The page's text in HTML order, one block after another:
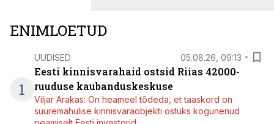
ENIMLOETUD
1
UUDISED 05.08.26, 09:13
Eesti kinnisvarahaid ostsid Riias 42000-
ruuduse kaubanduskeskuse
Viljar Arakas: On heameel tõdeda, et taaskord on
suuremahulise kinnisvaraobjekti ostuks kogunenud